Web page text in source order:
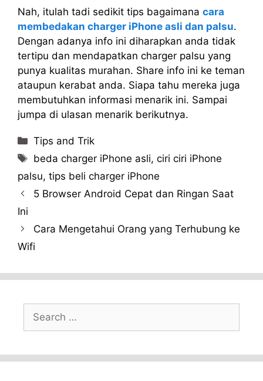
Nah, itulah tadi sedikit tips bagaimana cara
membedakan charger iPhone asli dan palsu.
Dengan adanya info ini diharapkan anda tidak
tertipu dan mendapatkan charger palsu yang
punya kualitas murahan. Share info ini ke teman
ataupun kerabat anda. Siapa tahu mereka juga
membutuhkan informasi menarik ini. Sampai
jumpa di ulasan menarik berikutnya.
Categories
Tips and Trik
Tags
beda charger iPhone asli,ciri ciri iPhone
palsu, tips beli charger iPhone
5 Browser Android Cepat dan Ringan Saat
Ini
Cara Mengetahui Orang yang Terhubung ke
Wifi
Search
for: